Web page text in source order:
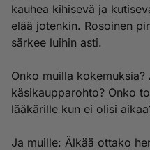
kauhea kihisevä ja
elää jotenkin. Rosoinen
särkee luihin asti.
Onko muilla
käsikaupparohto? Onko
lääkärille kun ei olisi
Ja muille: Älkää ottako